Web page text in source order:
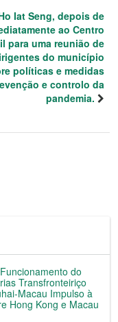
Iat Seng, depois de
ao Centro
para uma reunião de
do município
políticas e medidas
e controlo da
pandemia.
do
Transfronteiriço
Macau Impulso à
Hong Kong e Macau